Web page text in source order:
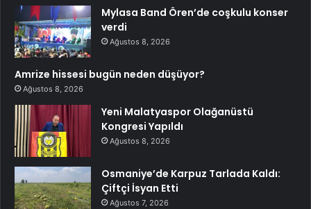
Mylasa Band Ören’de coşkulu konser
verdi
Ağustos 8, 2026
Amrize hissesi bugün neden düşüyor?
Ağustos 8, 2026
Yeni Malatyaspor Olağanüstü
Kongresi Yapıldı
Ağustos 8, 2026
Osmaniye’de Karpuz Tarlada Kaldı:
Çiftçi İsyan Etti
Ağustos 7, 2026